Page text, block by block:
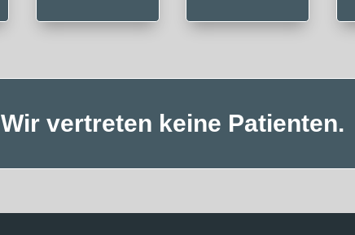
Wir vertreten keine Patienten.